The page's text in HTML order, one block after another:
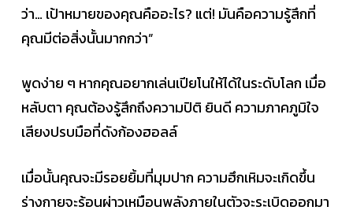
ว่า… เป้าหมายของคุณคืออะไร? แต่! มันคือความรู้สึกที่
คุณมีต่อสิ่งนั้นมากกว่า”
พูดง่าย ๆ หากคุณอยากเล่นเปียโนให้ได้ในระดับโลก เมื่อ
หลับตา คุณต้องรู้สึกถึงความปิติ ยินดี ความภาคภูมิใจ
เสียงปรบมือที่ดังก้องฮอลล์
เมื่อนั้นคุณจะมีรอยยิ้มที่มุมปาก ความฮึกเหิมจะเกิดขึ้น
ร่างกายจะร้อนผ่าวเหมือนพลังภายในตัวจะระเบิดออกมา